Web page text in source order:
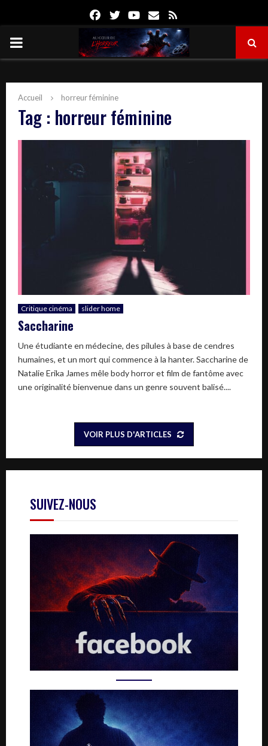
FacebookTwitterYoutube
Email
PRIMARY
Accueil horreur féminine
Tag : horreur féminine
Critique cinéma slider home
Saccharine
Une étudiante en médecine, des pilules à base de cendres
humaines, et un mort qui commence à la hanter. Saccharine de
Natalie Erika James mêle body horror et film de fantôme avec
une originalité bienvenue dans un genre souvent balisé....
VOIR PLUS D'ARTICLES
SUIVEZ-NOUS